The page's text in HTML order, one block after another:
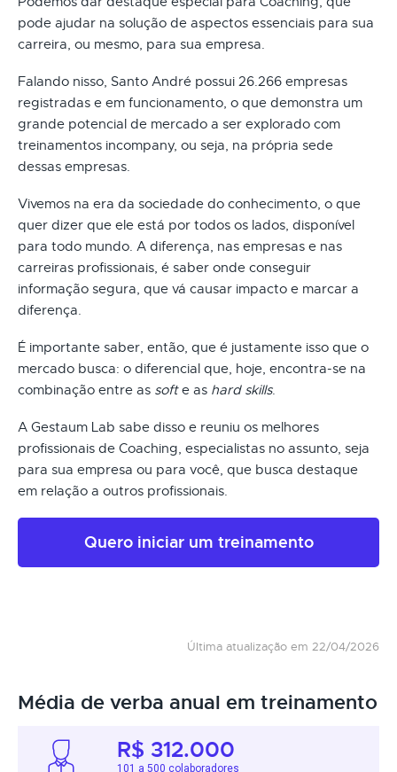
pode ajudar na solução de aspectos essenciais para sua
carreira, ou mesmo, para sua empresa.
Falando nisso, Santo André possui 26.266 empresas
registradas e em funcionamento, o que demonstra um
grande potencial de mercado a ser explorado com
treinamentos incompany, ou seja, na própria sede
dessas empresas.
Vivemos na era da sociedade do conhecimento, o que
quer dizer que ele está por todos os lados, disponível
para todo mundo. A diferença, nas empresas e nas
carreiras profissionais, é saber onde conseguir
informação segura, que vá causar impacto e marcar a
diferença.
É importante saber, então, que é justamente isso que o
mercado busca: o diferencial que, hoje, encontra-se na
combinação entre as softe as hard skills.
A Gestaum Lab sabe disso e reuniu os melhores
profissionais de Coaching, especialistas no assunto, seja
para sua empresa ou para você, que busca destaque
em relação a outros profissionais.
Quero iniciar um treinamento
Última atualização em 22/04/2026
Média de verba anual em treinamento
R$ 312.000
101 a 500 colaboradores